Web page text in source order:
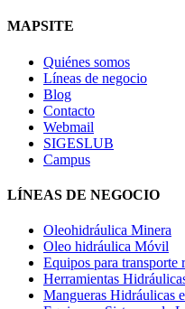
MAPSITE
Quiénes somos
Líneas de negocio
Blog
Contacto
Webmail
SIGESLUB
Campus
LÍNEAS DE NEGOCIO
Oleohidráulica Minera
Oleo hidráulica Móvil
Equipos para transporte
Herramientas
Mangueras Hidráulicas